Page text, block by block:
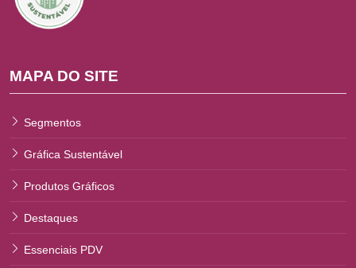
MAPA DO SITE
Segmentos
Gráfica Sustentável
Produtos Gráficos
Destaques
Essenciais PDV